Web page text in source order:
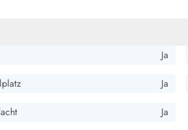
Ja
Ja
Ja